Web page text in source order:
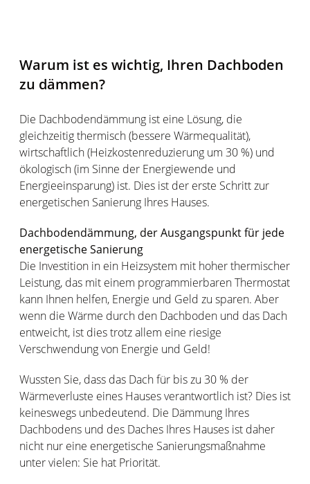
Warum ist es wichtig, Ihren Dachboden
zu dämmen?
Die Dachbodendämmung ist eine Lösung, die
gleichzeitig thermisch (bessere Wärmequalität),
wirtschaftlich (Heizkostenreduzierung um 30 %) und
ökologisch (im Sinne der Energiewende und
Energieeinsparung) ist. Dies ist der erste Schritt zur
energetischen Sanierung Ihres Hauses.
Dachbodendämmung, der Ausgangspunkt für jede
energetische Sanierung
Die Investition in ein Heizsystem mit hoher thermischer
Leistung, das mit einem programmierbaren Thermostat
kann Ihnen helfen, Energie und Geld zu sparen. Aber
wenn die Wärme durch den Dachboden und das Dach
entweicht, ist dies trotz allem eine riesige
Verschwendung von Energie und Geld!
Wussten Sie, dass das Dach für bis zu 30 % der
Wärmeverluste eines Hauses verantwortlich ist? Dies ist
keineswegs unbedeutend. Die Dämmung Ihres
Dachbodens und des Daches Ihres Hauses ist daher
nicht nur eine energetische Sanierungsmaßnahme
unter vielen: Sie hat Priorität.